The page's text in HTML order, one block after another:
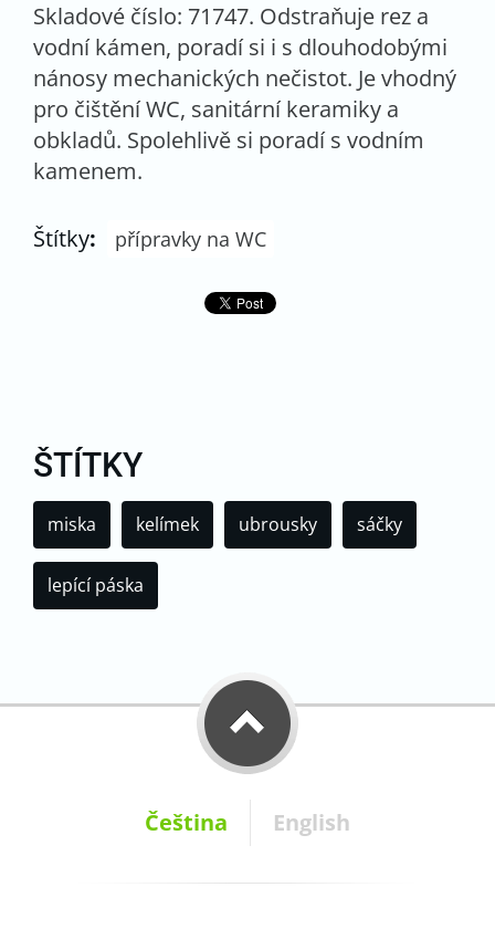
Skladové číslo: 71747. Odstraňuje rez a
vodní kámen, poradí si i s dlouhodobými
nánosy mechanických nečistot. Je vhodný
pro čištění WC, sanitární keramiky a
obkladů. Spolehlivě si poradí s vodním
kamenem.
Štítky: přípravky na WC
ŠTÍTKY
miska kelímek ubrousky sáčky
lepící páska
Čeština English